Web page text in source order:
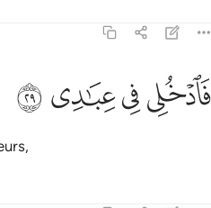
فادخلي في عبادي ٢٩
فَٱدْخُلِى فِى عِبَـٰدِى ٢٩
ﱦﱧﱨﱩ